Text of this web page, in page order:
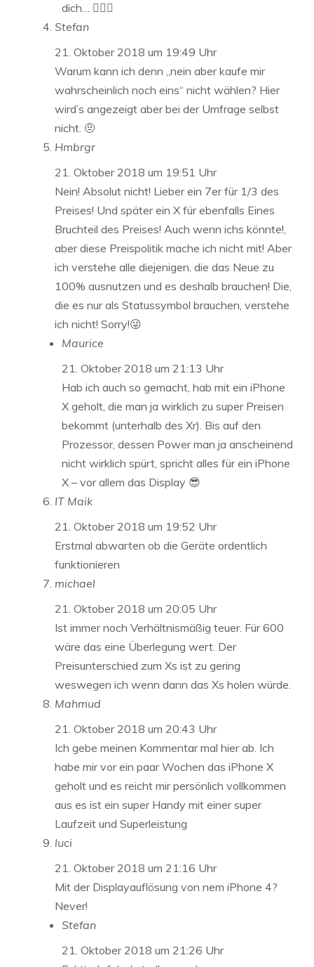
dich… 🤦🏻‍♂️
Stefan
21. Oktober 2018 um 19:49 Uhr
Warum kann ich denn „nein aber kaufe mir
wahrscheinlich noch eins“ nicht wählen? Hier
wird’s angezeigt aber bei der Umfrage selbst
nicht. 🤨
Hmbrgr
21. Oktober 2018 um 19:51 Uhr
Nein! Absolut nicht! Lieber ein 7er für 1/3 des
Preises! Und später ein X für ebenfalls Eines
Bruchteil des Preises! Auch wenn ichs könnte!,
aber diese Preispolitik mache ich nicht mit! Aber
ich verstehe alle diejenigen, die das Neue zu
100% ausnutzen und es deshalb brauchen! Die,
die es nur als Statussymbol brauchen, verstehe
ich nicht! Sorry!😜
Maurice
21. Oktober 2018 um 21:13 Uhr
Hab ich auch so gemacht, hab mit ein iPhone
X geholt, die man ja wirklich zu super Preisen
bekommt (unterhalb des Xr). Bis auf den
Prozessor, dessen Power man ja anscheinend
nicht wirklich spürt, spricht alles für ein iPhone
X – vor allem das Display 😎
IT Maik
21. Oktober 2018 um 19:52 Uhr
Erstmal abwarten ob die Geräte ordentlich
funktionieren
michael
21. Oktober 2018 um 20:05 Uhr
Ist immer noch Verhältnismäßig teuer. Für 600
wäre das eine Überlegung wert. Der
Preisunterschied zum Xs ist zu gering
weswegen ich wenn dann das Xs holen würde.
Mahmud
21. Oktober 2018 um 20:43 Uhr
Ich gebe meinen Kommentar mal hier ab. Ich
habe mir vor ein paar Wochen das iPhone X
geholt und es reicht mir persönlich vollkommen
aus es ist ein super Handy mit einer super
Laufzeit und Superleistung
luci
21. Oktober 2018 um 21:16 Uhr
Mit der Displayauflösung von nem iPhone 4?
Never!
Stefan
21. Oktober 2018 um 21:26 Uhr